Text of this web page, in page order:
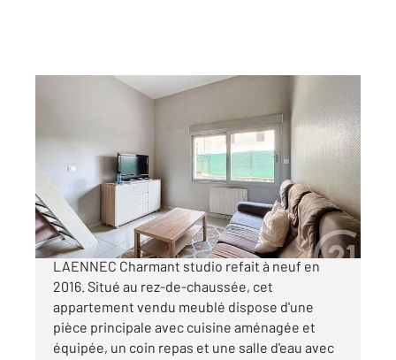
MONTBELIARD 25
Appartement Studio à vendre
40 000 €
MONTBELIARD - EN EXCLUSIVITE RESIDENCE
LAENNEC Charmant studio refait à neuf en
2016. Situé au rez-de-chaussée, cet
appartement vendu meublé dispose d'une
pièce principale avec cuisine aménagée et
équipée, un coin repas et une salle d'eau avec